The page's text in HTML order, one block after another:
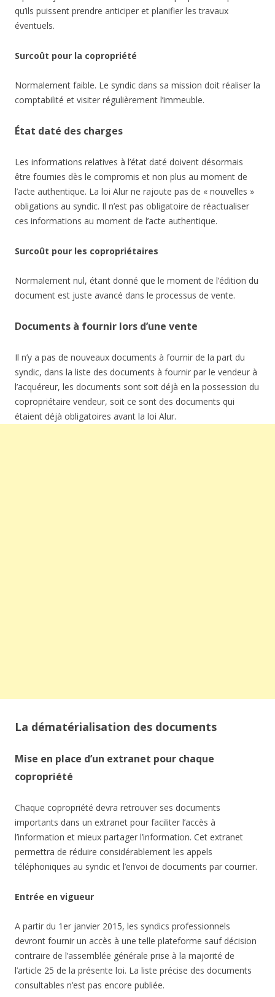
qu’ils puissent prendre anticiper et planifier les travaux
éventuels.
Surcoût pour la copropriété
Normalement faible. Le syndic dans sa mission doit réaliser la
comptabilité et visiter régulièrement l’immeuble.
État daté des charges
Les informations relatives à l’état daté doivent désormais
être fournies dès le compromis et non plus au moment de
l’acte authentique. La loi Alur ne rajoute pas de « nouvelles »
obligations au syndic. Il n’est pas obligatoire de réactualiser
ces informations au moment de l’acte authentique.
Surcoût pour les copropriétaires
Normalement nul, étant donné que le moment de l’édition du
document est juste avancé dans le processus de vente.
Documents à fournir lors d’une vente
Il n’y a pas de nouveaux documents à fournir de la part du
syndic, dans la liste des documents à fournir par le vendeur à
l’acquéreur, les documents sont soit déjà en la possession du
copropriétaire vendeur, soit ce sont des documents qui
étaient déjà obligatoires avant la loi Alur.
La dématérialisation des documents
Mise en place d’un extranet pour chaque
copropriété
Chaque copropriété devra retrouver ses documents
importants dans un extranet pour faciliter l’accès à
l’information et mieux partager l’information. Cet extranet
permettra de réduire considérablement les appels
téléphoniques au syndic et l’envoi de documents par courrier.
Entrée en vigueur
A partir du 1er janvier 2015, les syndics professionnels
devront fournir un accès à une telle plateforme sauf décision
contraire de l’assemblée générale prise à la majorité de
l’article 25 de la présente loi. La liste précise des documents
consultables n’est pas encore publiée.